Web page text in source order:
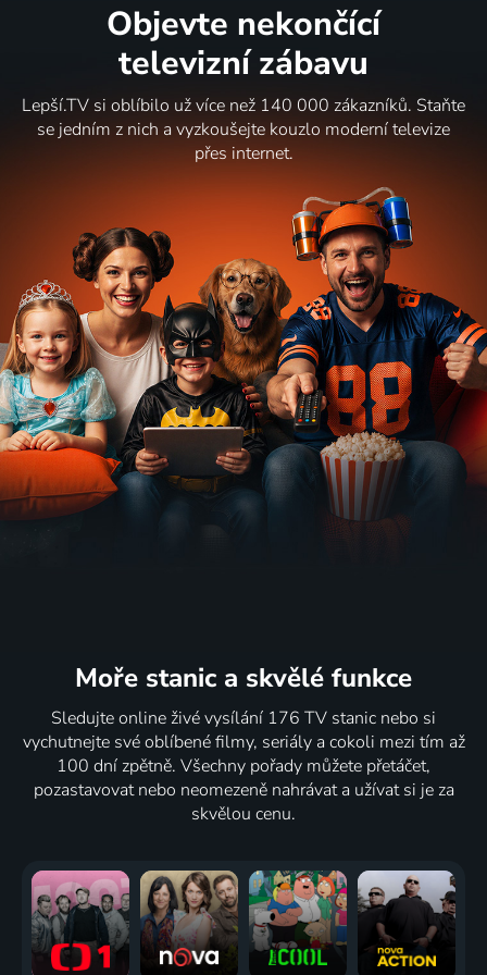
Objevte nekončící
televizní zábavu
Lepší.TV si oblíbilo už více než 140 000 zákazníků. Staňte
se jedním z nich a vyzkoušejte kouzlo moderní televize
přes internet.
Moře stanic a skvělé funkce
Sledujte online živé vysílání 176 TV stanic nebo si
vychutnejte své oblíbené filmy, seriály a cokoli mezi tím až
100 dní zpětně. Všechny pořady můžete přetáčet,
pozastavovat nebo neomezeně nahrávat a užívat si je za
skvělou cenu.